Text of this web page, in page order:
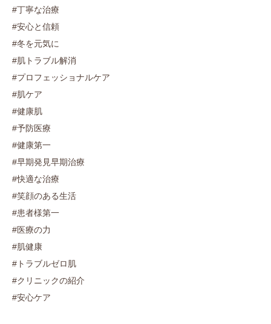
#丁寧な治療
#安心と信頼
#冬を元気に
#肌トラブル解消
#プロフェッショナルケア
#肌ケア
#健康肌
#予防医療
#健康第一
#早期発見早期治療
#快適な治療
#笑顔のある生活
#患者様第一
#医療の力
#肌健康
#トラブルゼロ肌
#クリニックの紹介
#安心ケア